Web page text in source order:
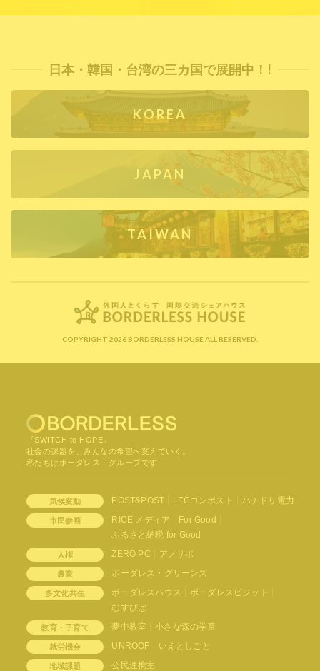
日本・韓国・台湾の三カ国で展開中！!
KOREA
JAPAN
TAIWAN
COPYRIGHT 2026 BORDERLESS HOUSE ALL RESERVED.
『SWITCH to HOPE』
社会の課題を、みんなの希望へ変えていく。
私たちはボーダレス・グループです
気候変動 POST&POST LFCコンポスト ハチドリ電力
市民参画 RICE メディア
For Good
ふるさと納税 for Good
人権 ZERO PC アノサポ
農業 ボーダレス・グリーンズ
多文化共生 ボーダレスハウス
ボーダレスビジット
むすびば
教育・子育て 夢中教室 小さな森の学童
就労機会 UNROOF いえとしごと
地域課題 公民連携室